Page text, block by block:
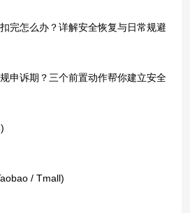
完怎么办？详解安全恢复与日常规避
申诉期？三个前置动作帮你建立安全
/ Tmall)